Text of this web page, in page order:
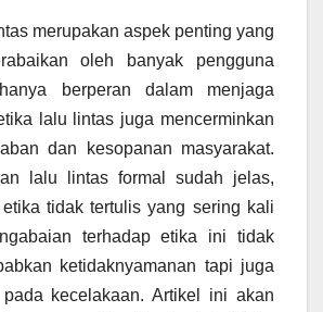
merupakan aspek penting yang
oleh banyak pengguna
berperan dalam menjaga
lalu lintas juga mencerminkan
dan kesopanan masyarakat.
lalu lintas formal sudah jelas,
tidak tertulis yang sering kali
terhadap etika ini tidak
ketidaknyamanan tapi juga
kecelakaan. Artikel ini akan